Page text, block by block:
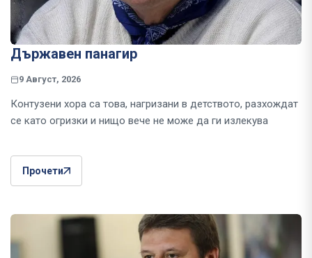
Държавен панагир
9 Август, 2026
Контузени хора са това, нагризани в детството, разхождат
се като огризки и нищо вече не може да ги излекува
Прочети